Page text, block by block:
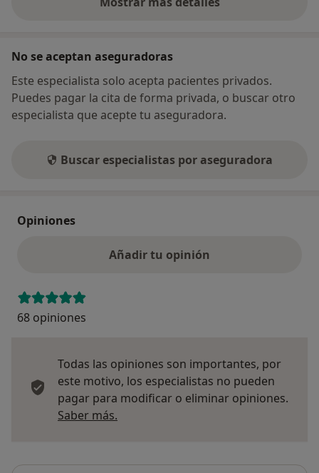
sobre la dirección
No se aceptan aseguradoras
Este especialista solo acepta pacientes privados.
Puedes pagar la cita de forma privada, o buscar otro
especialista que acepte tu aseguradora.
Buscar especialistas por aseguradora
Opiniones
Añadir tu opinión
68 opiniones
Todas las opiniones son importantes, por
este motivo, los especialistas no pueden
pagar para modificar o eliminar opiniones.
Saber más.